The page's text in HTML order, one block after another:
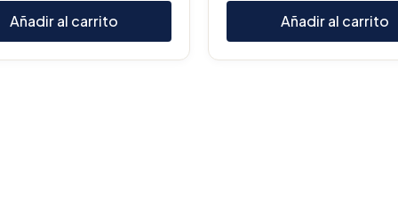
Añadir al carrito Añadir al carrito